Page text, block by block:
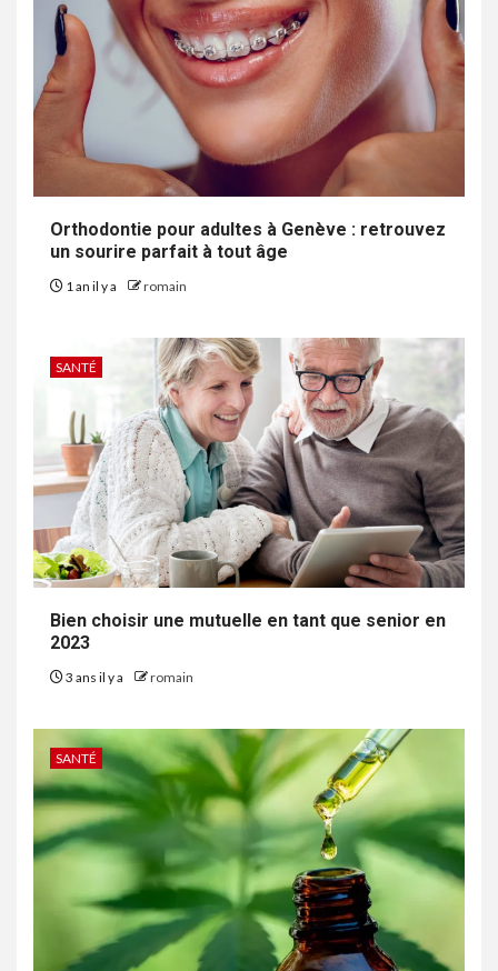
Orthodontie pour adultes à Genève : retrouvez
un sourire parfait à tout âge
1 an il y a romain
SANTÉ
Bien choisir une mutuelle en tant que senior en
2023
3 ans il y a romain
SANTÉ